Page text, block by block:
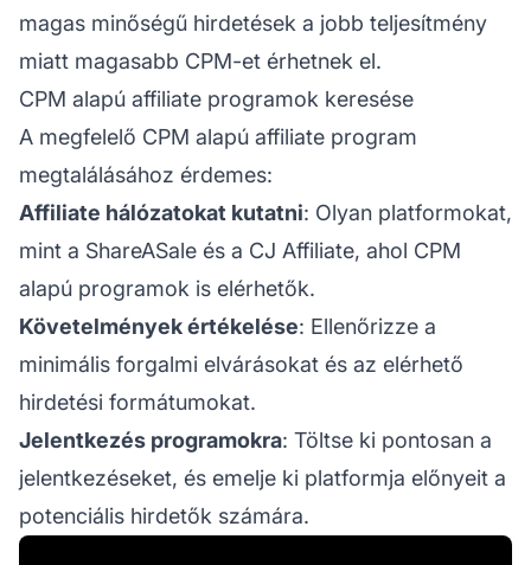
magas minőségű hirdetések a jobb teljesítmény
miatt magasabb CPM-et érhetnek el.
CPM alapú affiliate programok keresése
A megfelelő CPM alapú affiliate program
megtalálásához érdemes:
Affiliate hálózatokat kutatni: Olyan platformokat,
mint a ShareASale és a CJ Affiliate, ahol CPM
alapú programok is elérhetők.
Követelmények értékelése: Ellenőrizze a
minimális forgalmi elvárásokat és az elérhető
hirdetési formátumokat.
Jelentkezés programokra: Töltse ki pontosan a
jelentkezéseket, és emelje ki platformja előnyeit a
potenciális hirdetők számára.